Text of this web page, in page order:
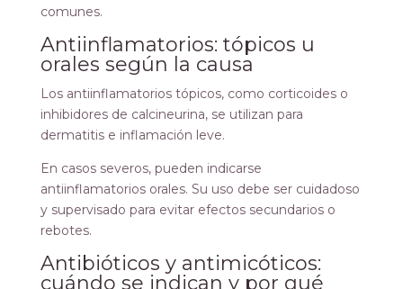
comunes.
Antiinflamatorios: tópicos u
orales según la causa
Los antiinflamatorios tópicos, como corticoides o
inhibidores de calcineurina, se utilizan para
dermatitis e inflamación leve.
En casos severos, pueden indicarse
antiinflamatorios orales. Su uso debe ser cuidadoso
y supervisado para evitar efectos secundarios o
rebotes.
Antibióticos y antimicóticos:
cuándo se indican y por qué